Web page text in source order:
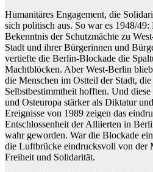
Humanitäres Engagement, die
sich politisch aus. So war es 1948/49:
Bekenntnis der Schutzmächte zu
Stadt und ihrer Bürgerinnen und
vertiefte die Berlin-Blockade die
Machtblöcken. Aber West-Berlin
die Menschen im Ostteil der Stadt,
Selbstbestimmtheit hofften. Und
und Osteuropa stärker als Diktatur
Ereignisse von 1989 zeigen das
Entschlossenheit der Alliierten in
wahr geworden. War die Blockade
die Luftbrücke eindrucksvoll von der
Freiheit und Solidarität.